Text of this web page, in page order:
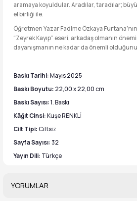
aramaya koyuldular. Aradılar, taradılar;
el birliği ile.
Öğretmen Yazar Fadime Özkaya
“Zeyrek Kayıp” eseri, arkadaş olmanın
dayanışmanın ne kadar da önemli
Baskı Tarihi:Mayıs 2025
Baskı Boyutu: 22,00 x 22,00 cm
Baskı Sayısı:1. Baskı
Kâğıt Cinsi:Kuşe RENKLİ
Cilt Tipi:Ciltsiz
Sayfa Sayısı: 32
Yayın Dili: Türkçe
YORUMLAR